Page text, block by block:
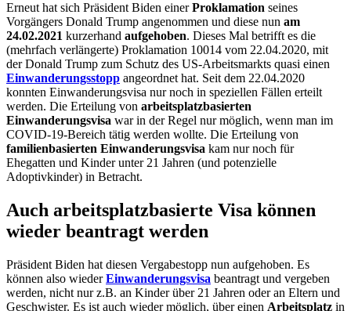
Erneut hat sich Präsident Biden einerProklamation seines
Vorgängers Donald Trump angenommen und diese nun am
24.02.2021 kurzerhand aufgehoben. Dieses Mal betrifft es die
(mehrfach verlängerte) Proklamation 10014 vom 22.04.2020, mit
der Donald Trump zum Schutz des US-Arbeitsmarkts quasi einen
Einwanderungsstopp angeordnet hat. Seit dem 22.04.2020
konnten Einwanderungsvisa nur noch in speziellen Fällen erteilt
werden. Die Erteilung von arbeitsplatzbasierten
Einwanderungsvisa war in der Regel nur möglich, wenn man im
COVID-19-Bereich tätig werden wollte. Die Erteilung von
familienbasierten Einwanderungsvisa kam nur noch für
Ehegatten und Kinder unter 21 Jahren (und potenzielle
Adoptivkinder) in Betracht.
Auch arbeitsplatzbasierte Visa können
wieder beantragt werden
Präsident Biden hat diesen Vergabestopp nun aufgehoben. Es
können also wiederEinwanderungsvisa beantragt und vergeben
werden, nicht nur z.B. an Kinder über 21 Jahren oder an Eltern und
Geschwister. Es ist auch wieder möglich, über einen Arbeitsplatz in